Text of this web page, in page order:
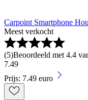
Carpoint Smartphone
Meest verkocht
(5)Beoordeeld met 4.4
7.49
Prijs: 7.49 euro